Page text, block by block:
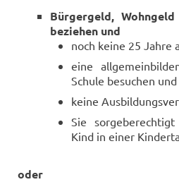
Bür­ger­geld,
be­zie­hen und
noch keine 25 Jahre
eine
Schu­le be­su­chen und
keine
Sie
Kind in einer
oder